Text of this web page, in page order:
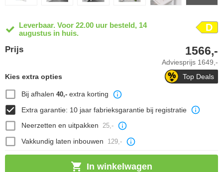
Leverbaar. Voor 22.00 uur besteld, 14
augustus in huis.
D
Prijs
Adviesprijs 1649,-
1566,-
Top Deals
Kies extra opties
Bij afhalen 40,-extra korting
Extra garantie: 10 jaar fabrieksgarantie bij registratie
Neerzetten en uitpakken 25,-
Vakkundig laten inbouwen 129,-
In winkelwagen